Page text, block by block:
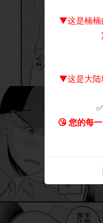
▼这是楠楠
▼这是大陆
😘 您的每